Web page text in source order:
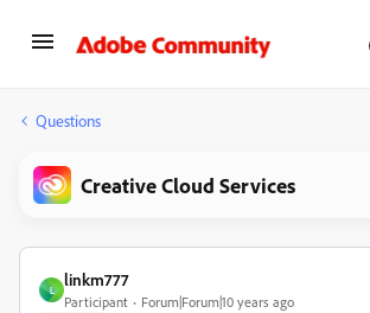
Questions
Creative Cloud Services
L
linkm777
Participant Forum|Forum|10 years ago